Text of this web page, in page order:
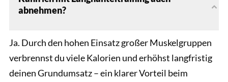
abnehmen?
Ja. Durch den hohen Einsatz großer Muskelgruppen
verbrennst du viele Kalorien und erhöhst langfristig
deinen Grundumsatz – ein klarer Vorteil beim